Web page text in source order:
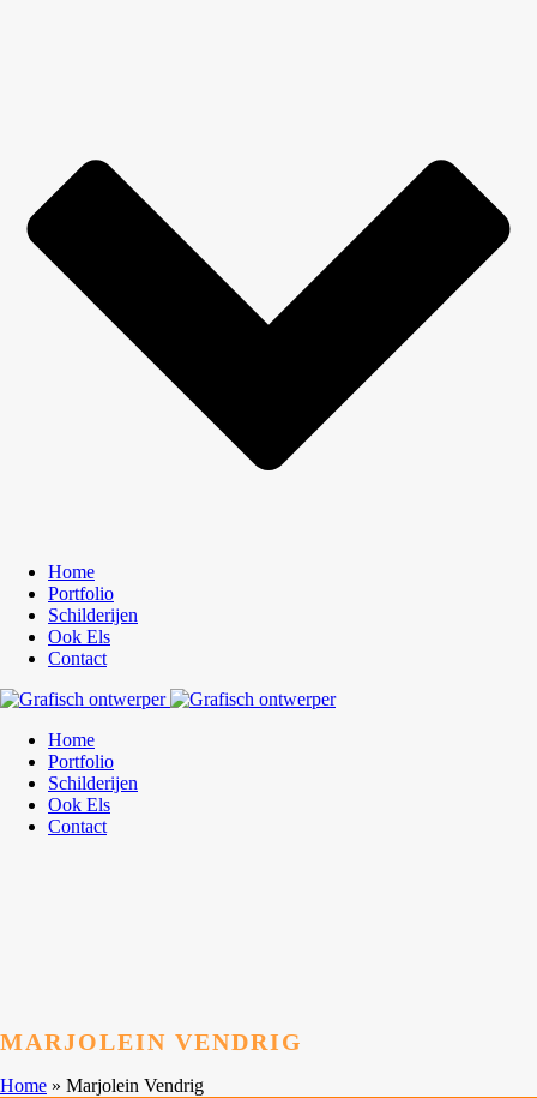
Home
Portfolio
Schilderijen
Ook Els
Contact
Home
Portfolio
Schilderijen
Ook Els
Contact
MARJOLEIN VENDRIG
Home » Marjolein Vendrig